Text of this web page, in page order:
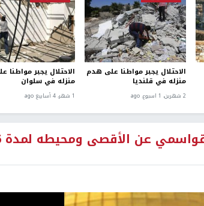
الاحتلال يجبر مواطنا على هدم
منزله في قلنديا
2 شهرين، 1 اسبوع. ago
الاحتلال يجبر
منزله في سلوان
1 شهر، 4 أسابيع ago
الاحتلال